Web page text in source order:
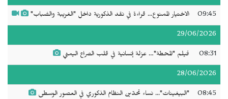
09:45 الاختيار الممنوع... قراءة في نقد الذكورية داخل "الغريبة والضباب"
29/06/2026
08:31 فيلم "المحطة"… عزلة إنسانية في قلب الصراع اليمني
28/06/2026
08:45 "البيغينات"... نساء تحدّين النظام الذكوري في العصور الوسطى